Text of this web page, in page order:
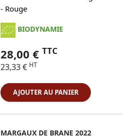
- Rouge
BIODYNAMIE
28,00 € TTC
23,33 € HT
AJOUTER AU PANIER
MARGAUX DE BRANE 2022